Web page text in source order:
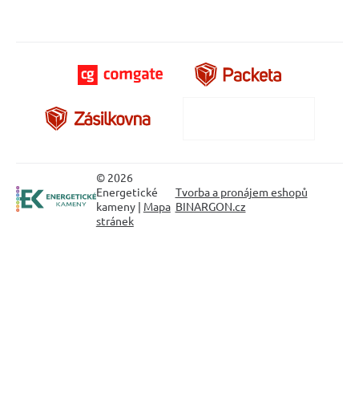
© 2026
Energetické
kameny | Mapa
stránek
Tvorba a pronájem eshopů
BINARGON.cz